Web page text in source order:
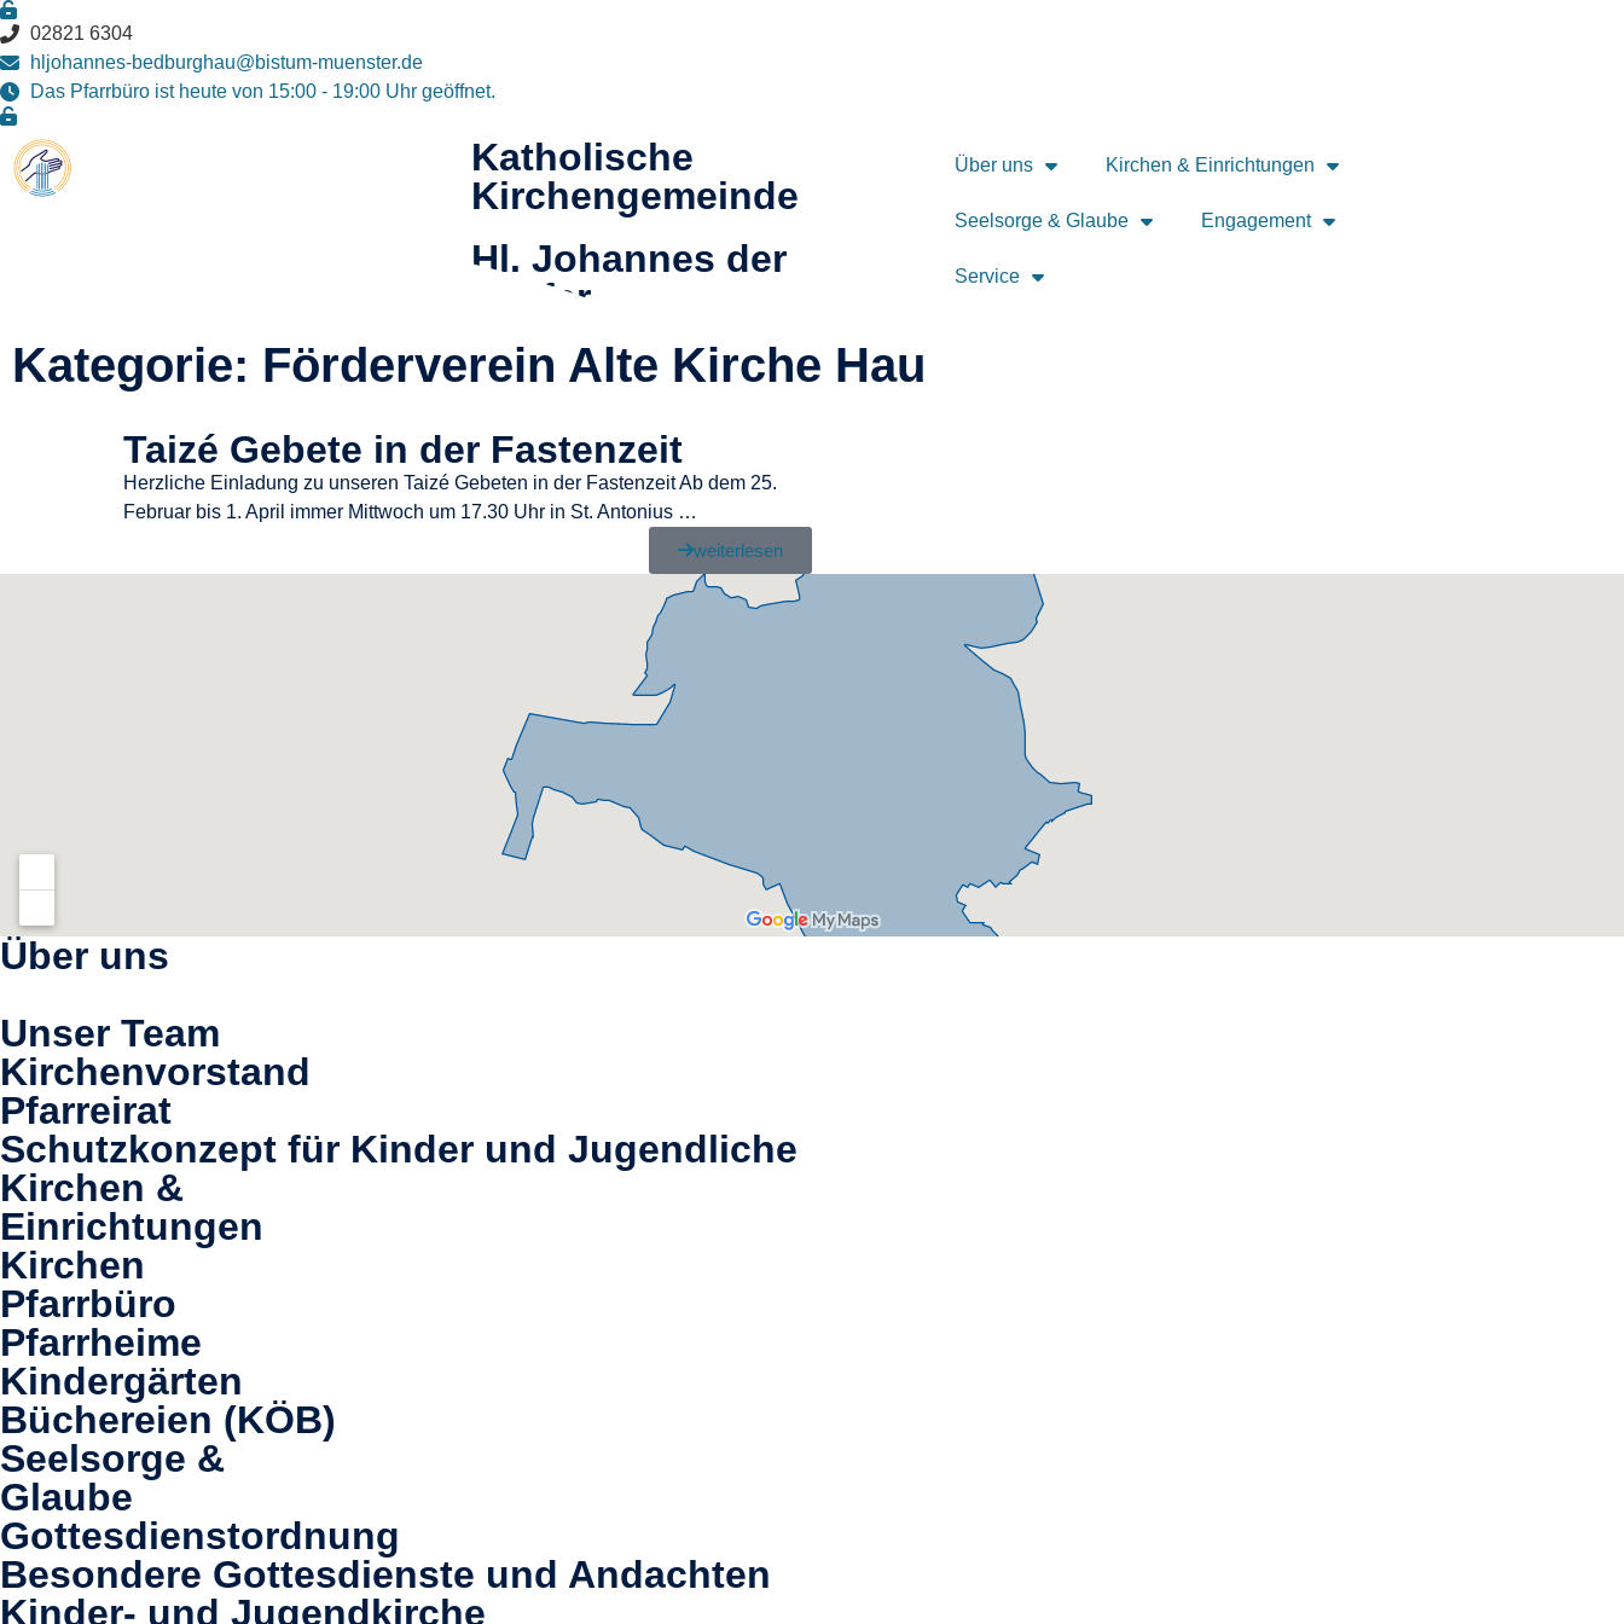
02821 6304
hljohannes-bedburghau@bistum-muenster.de
Das Pfarrbüro ist heute von 15:00 - 19:00 Uhr geöffnet.
Katholische
Kirchengemeinde
Hl. Johannes der
Täufer
Über uns Kirchen & Einrichtungen
Seelsorge & Glaube Engagement
Service
Kategorie: Förderverein Alte Kirche Hau
Taizé Gebete in der Fastenzeit
Herzliche Einladung zu unseren Taizé Gebeten in der Fastenzeit Ab dem 25.
Februar bis 1. April immer Mittwoch um 17.30 Uhr in St. Antonius …
weiterlesen
Über uns
Unser Team
Kirchenvorstand
Pfarreirat
Schutzkonzept für Kinder und Jugendliche
Kirchen &
Einrichtungen
Kirchen
Pfarrbüro
Pfarrheime
Kindergärten
Büchereien (KÖB)
Seelsorge &
Glaube
Gottesdienstordnung
Besondere Gottesdienste und Andachten
Kinder- und Jugendkirche